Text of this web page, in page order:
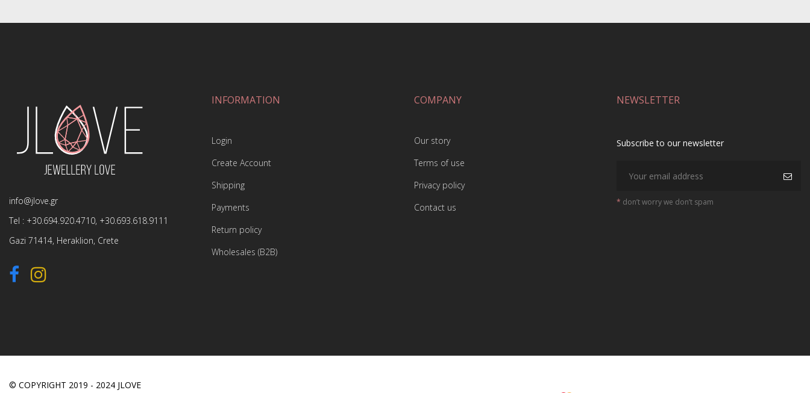
info@jlove.gr
Tel : +30.694.920.4710, +30.693.618.9111
Gazi 71414, Heraklion, Crete
INFORMATION
Login
Create Account
Shipping
Payments
Return policy
Wholesales (B2B)
COMPANY
Our story
Terms of use
Privacy policy
Contact us
NEWSLETTER
Subscribe to our newsletter
* don’t worry we don’t spam
© COPYRIGHT 2019 - 2024 JLOVE